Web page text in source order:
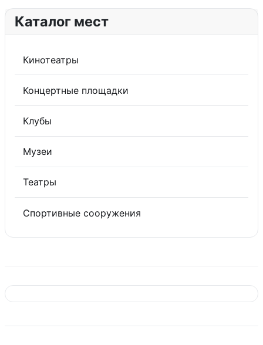
Каталог мест
Кинотеатры
Концертные площадки
Клубы
Музеи
Театры
Спортивные сооружения